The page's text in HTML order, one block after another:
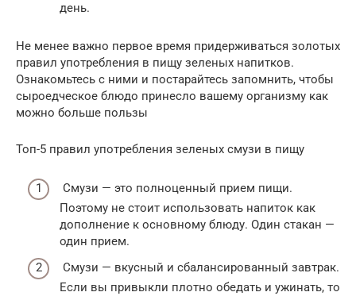
день.
Не менее важно первое время придерживаться золотых
правил употребления в пищу зеленых напитков.
Ознакомьтесь с ними и постарайтесь запомнить, чтобы
сыроедческое блюдо принесло вашему организму как
можно больше пользы
Топ-5 правил употребления зеленых смузи в пищу
Смузи — это полноценный прием пищи.
Поэтому не стоит использовать напиток как
дополнение к основному блюду. Один стакан —
один прием.
Смузи — вкусный и сбалансированный завтрак.
Если вы привыкли плотно обедать и ужинать, то